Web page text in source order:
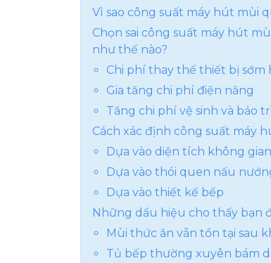
Vì sao công suất máy hút mùi
Chọn sai công suất máy hút
như thế nào?
Chi phí thay thế thiết bị sớm
Gia tăng chi phí điện năng
Tăng chi phí vệ sinh và bảo
Cách xác định công suất máy
Dựa vào diện tích không
Dựa vào thói quen nấu
Dựa vào thiết kế bếp
Những dấu hiệu cho thấy bạn
Mùi thức ăn vẫn tồn tại sau
Tủ bếp thường xuyên bám
Các mức công suất máy hút
Dưới 700m³/h
Từ 700 đến 1000m³/h
Trên 1000m³/h
Ngoài công suất, cần quan tâm
Độ ồn khi vận hành
Công nghệ lọc
Thiết kế phù hợp không gian
Kết luận